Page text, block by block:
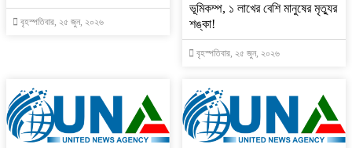
বৃহস্পতিবার, ২৫ জুন, ২০২৬
ভূমিকম্প, ১ লাখের বেশি মানুষের মৃত্যুর
শঙ্কা!
বৃহস্পতিবার, ২৫ জুন, ২০২৬